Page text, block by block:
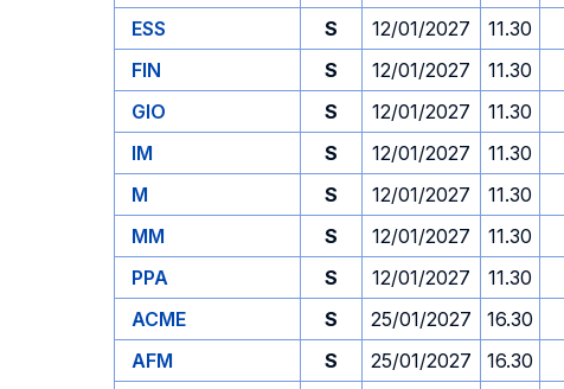
ESS
S 12/01/2027 11.30
FIN
S 12/01/2027 11.30
GIO
S 12/01/2027 11.30
IM
S 12/01/2027 11.30
M
S 12/01/2027 11.30
MM
S 12/01/2027 11.30
PPA
S 12/01/2027 11.30
ACME
S 25/01/2027 16.30
AFM
S 25/01/2027 16.30